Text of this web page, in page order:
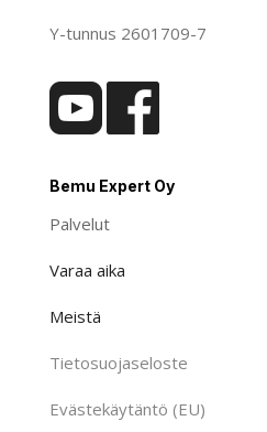
Y-tunnus 2601709-7
Bemu Expert Oy
Palvelut
Varaa aika
Meistä
Tietosuojaseloste
Evästekäytäntö (EU)